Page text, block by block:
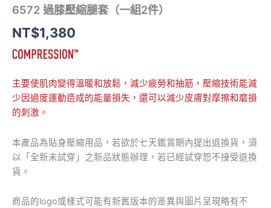
6572 過膝壓縮腿套（一組2件）
NT$1,380
主要使肌肉變得溫暖和放鬆，減少疲勞和抽筋，壓縮技術能減
少因過度運動造成的能量損失，還可以減少皮膚對摩擦和磨損
的刺激。
本產品為貼身壓縮用品，若欲於七天鑑賞期內提出退換貨，須
以「全新未試穿」之新品狀態辦理，若已經試穿恕不接受退換
貨。
商品的logo或樣式可能有新舊版本的差異與圖片呈現略有不